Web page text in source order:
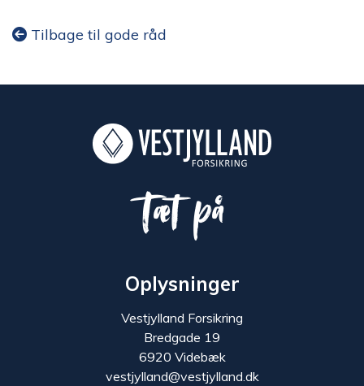
Tilbage til gode råd
Tæt på
Oplysninger
Vestjylland Forsikring
Bredgade 19
6920 Videbæk
vestjylland@vestjylland.dk